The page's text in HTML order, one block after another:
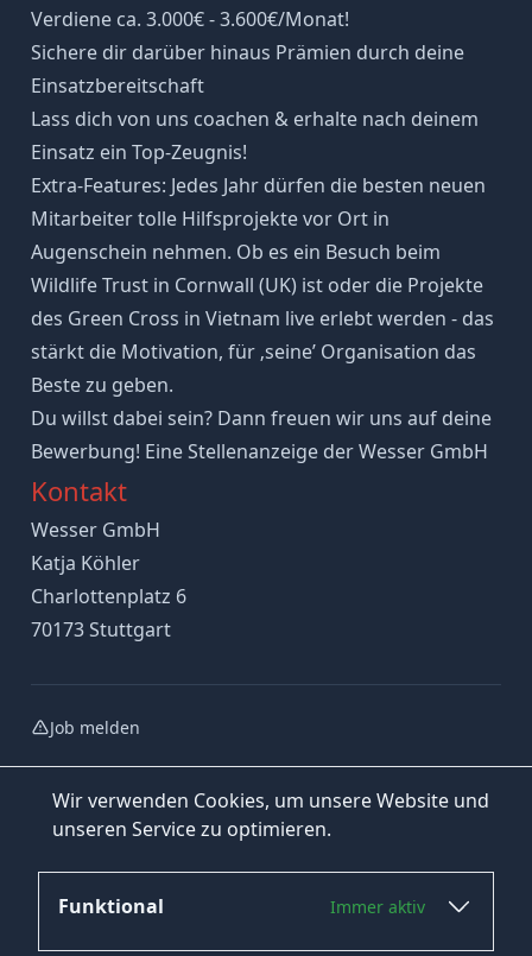
Wir verwenden Cookies, um unsere Website und
unseren Service zu optimieren.
Funktional Immer aktiv
Verdiene ca. 3.000€ - 3.600€/Monat!
Sichere dir darüber hinaus Prämien durch deine
Einsatzbereitschaft
Lass dich von uns coachen & erhalte nach deinem
Einsatz ein Top-Zeugnis!
Extra-Features: Jedes Jahr dürfen die besten neuen
Mitarbeiter tolle Hilfsprojekte vor Ort in
Augenschein nehmen. Ob es ein Besuch beim
Wildlife Trust in Cornwall (UK) ist oder die Projekte
des Green Cross in Vietnam live erlebt werden - das
stärkt die Motivation, für ‚seine’ Organisation das
Beste zu geben.
Du willst dabei sein? Dann freuen wir uns auf deine
Bewerbung! Eine Stellenanzeige der Wesser GmbH
Kontakt
Wesser GmbH
Katja Köhler
Charlottenplatz 6
70173 Stuttgart
Job melden